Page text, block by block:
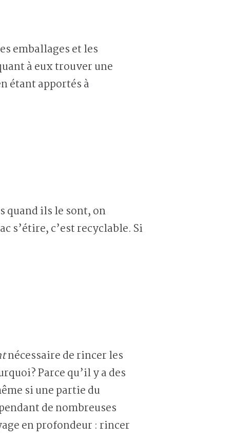
emballages et les
à eux trouver une
étant apportés à
quand ils le sont, on
s’étire, c’est recyclable. Si
nécessaire de rincer les
Parce qu’il y a des
si une partie du
de nombreuses
en profondeur : rincer